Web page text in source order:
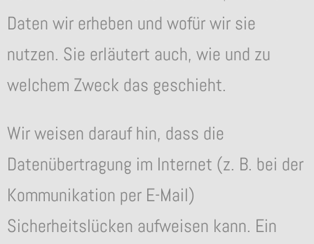
Daten wir erheben und wofür wir sie
nutzen. Sie erläutert auch, wie und zu
welchem Zweck das geschieht.
Wir weisen darauf hin, dass die
Datenübertragung im Internet (z. B. bei der
Kommunikation per E-Mail)
Sicherheitslücken aufweisen kann. Ein